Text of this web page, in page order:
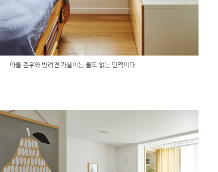
아들 준우와 반려견 가을이는 둘도 없는 단짝이다.